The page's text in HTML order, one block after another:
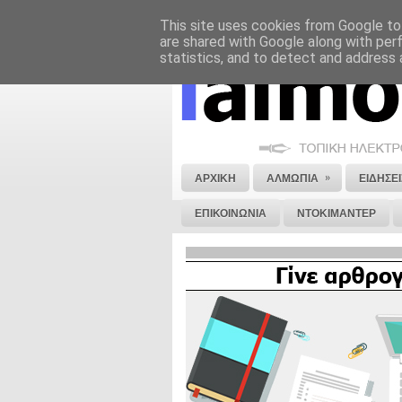
ΝΟΜΙΚΗ ΣΗΜΕΙΩΣΗ ΔΙΑΦΗΜΙΣΗ
ΑΡΧΙΚΗ ΑΛΜΩΠΙΑ »
ΕΠΙΚΟΙΝΩΝΙΑ ΝΤΟΚΙΜΑΝΤΕΡ
This site uses cookies from Google
are shared with Google along with
statistics, and to detect and address